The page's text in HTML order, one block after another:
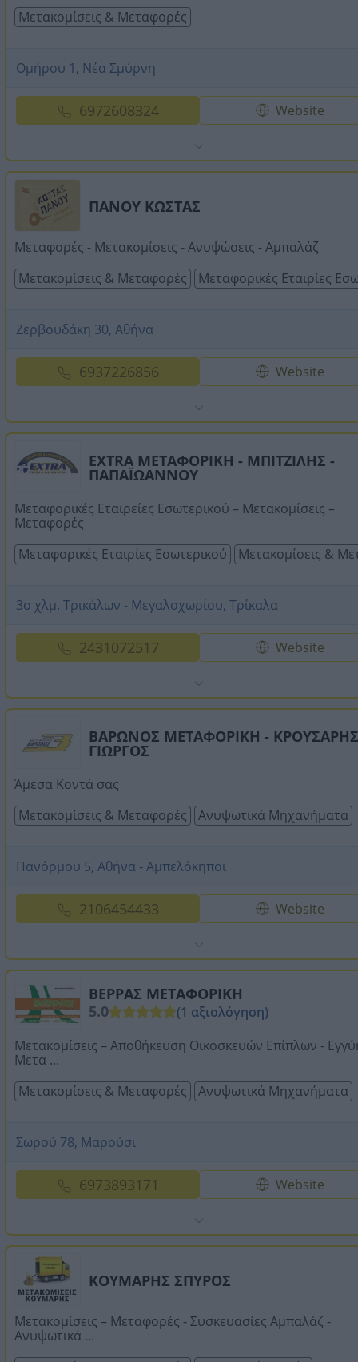
Μετακομίσεις & Μεταφορές
Ομήρου 1, Νέα Σμύρνη
6972608324 Website
ΠΑΝΟΥ ΚΩΣΤΑΣ
Μεταφορές - Μετακομίσεις - Ανυψώσεις - Αμπαλάζ
Μετακομίσεις & Μεταφορές
Μεταφορικές Εταιρίες
Ζερβουδάκη 30, Αθήνα
6937226856 Website
EXTRA ΜΕΤΑΦΟΡΙΚΗ - ΜΠΙΤΖΙΛΗΣ -
ΠΑΠΑΪΩΑΝΝΟΥ
Μεταφορικές Εταιρείες Εσωτερικού – Μετακομίσεις –
Μεταφορές
Μεταφορικές Εταιρίες Εσωτερικού
Μετακομίσεις &
3ο χλμ. Τρικάλων - Μεγαλοχωρίου, Τρίκαλα
2431072517 Website
ΒΑΡΩΝΟΣ ΜΕΤΑΦΟΡΙΚΗ - ΚΡΟΥΣΑΡΗΣ
ΓΙΩΡΓΟΣ
Άμεσα Κοντά σας
Μετακομίσεις & Μεταφορές
Ανυψωτικά Μηχανήματα
Πανόρμου 5, Αθήνα - Αμπελόκηποι
2106454433 Website
ΒΕΡΡΑΣ ΜΕΤΑΦΟΡΙΚΗ
5.0
(1 αξιολόγηση)
Μετακομίσεις – Αποθήκευση Οικοσκευών Επίπλων -
Μετα ...
Μετακομίσεις & Μεταφορές
Ανυψωτικά Μηχανήματα
Σωρού 78, Μαρούσι
6973893171 Website
ΚΟΥΜΑΡΗΣ ΣΠΥΡΟΣ
Μετακομίσεις – Μεταφορές - Συσκευασίες Αμπαλάζ -
Ανυψωτικά ...